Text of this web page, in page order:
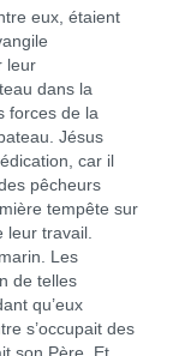
eux, étaient
leur
dans la
forces de la
Jésus
car il
pêcheurs
tempête sur
leur travail.
Les
de telles
qu’eux
s’occupait des